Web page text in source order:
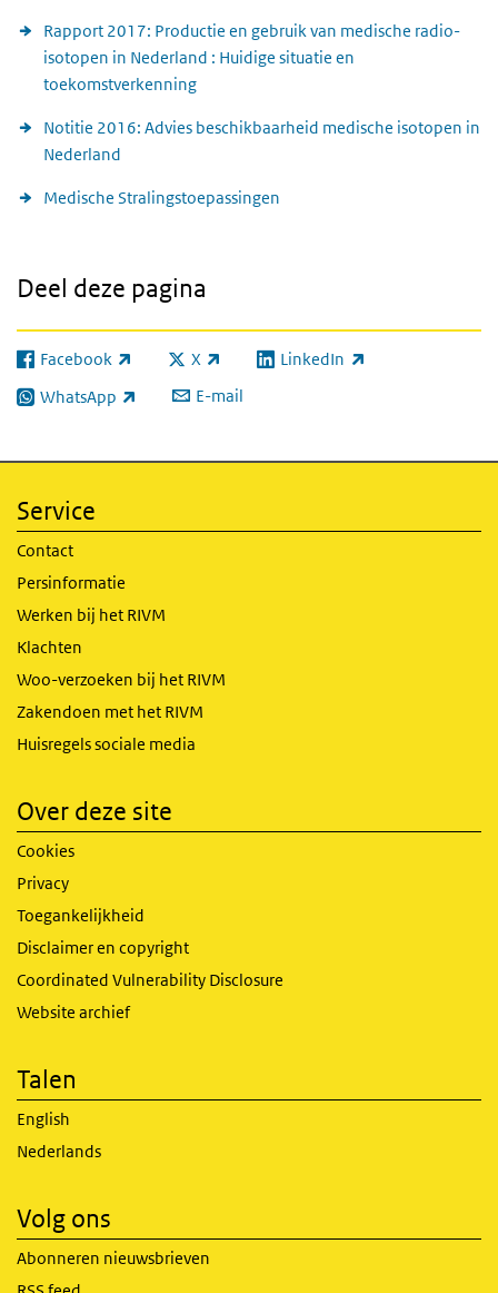
Rapport 2017: Productie en gebruik van medische radio-
isotopen in Nederland : Huidige situatie en
toekomstverkenning
Notitie 2016: Advies beschikbaarheid medische isotopen in
Nederland
Medische Stralingstoepassingen
Deel deze pagina
Facebook
(externe link) X
(externe link) LinkedIn
(externe link)
WhatsApp
(externe link) E-mail
Service
Contact
Persinformatie
Werken bij het RIVM
Klachten
Woo-verzoeken bij het RIVM
Zakendoen met het RIVM
Huisregels sociale media
Over deze site
Cookies
Privacy
Toegankelijkheid
Disclaimer en copyright
Coordinated Vulnerability Disclosure
Website archief
Talen
English
Nederlands
Volg ons
Abonneren nieuwsbrieven